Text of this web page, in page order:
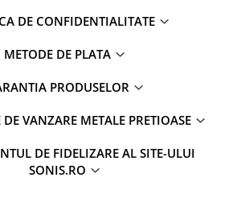
DE CONFIDENTIALITATE
METODE DE PLATA
PRODUSELOR
VANZARE METALE PRETIOASE
DE FIDELIZARE AL SITE-ULUI
SONIS.RO